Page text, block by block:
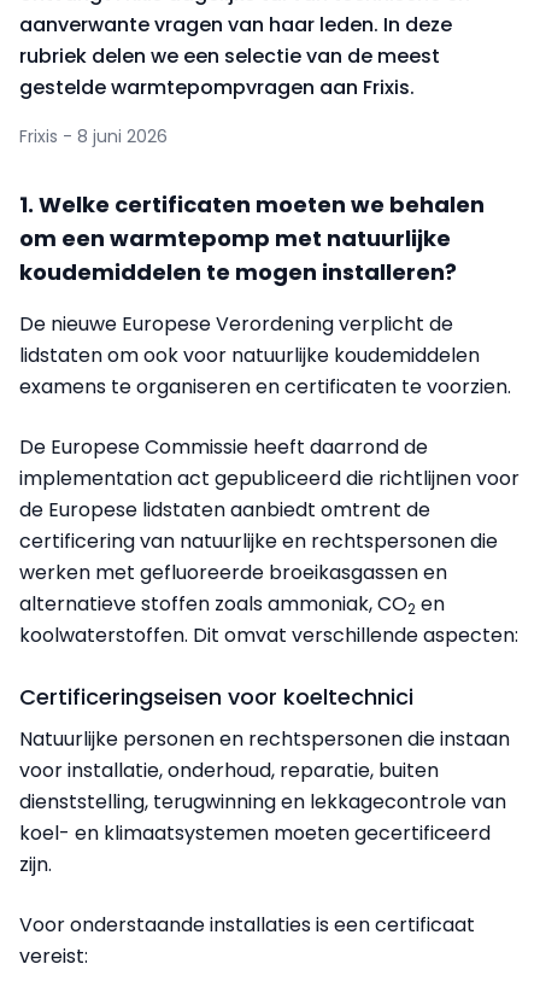
aanverwante vragen van haar leden. In deze
rubriek delen we een selectie van de meest
gestelde warmtepompvragen aan Frixis.
Frixis - 8 juni 2026
1. Welke certificaten moeten we behalen
om een warmtepomp met natuurlijke
koudemiddelen te mogen installeren?
De nieuwe Europese Verordening verplicht de
lidstaten om ook voor natuurlijke koudemiddelen
examens te organiseren en certificaten te voorzien.
De Europese Commissie heeft daarrond de
implementation act gepubliceerd die richtlijnen voor
de Europese lidstaten aanbiedt omtrent de
certificering van natuurlijke en rechtspersonen die
werken met gefluoreerde broeikasgassen en
alternatieve stoffen zoals ammoniak, CO2 en
koolwaterstoffen. Dit omvat verschillende aspecten:
Certificeringseisen voor koeltechnici
Natuurlijke personen en rechtspersonen die instaan
voor installatie, onderhoud, reparatie, buiten
dienststelling, terugwinning en lekkagecontrole van
koel- en klimaatsystemen moeten gecertificeerd
zijn.
Voor onderstaande installaties is een certificaat
vereist: